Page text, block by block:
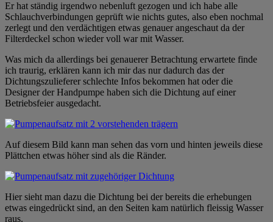
Er hat ständig irgendwo nebenluft gezogen und ich habe alle
Schlauchverbindungen geprüft wie nichts gutes, also eben nochmal
zerlegt und den verdächtigen etwas genauer angeschaut da der
Filterdeckel schon wieder voll war mit Wasser.
Was mich da allerdings bei genauerer Betrachtung erwartete finde
ich traurig, erklären kann ich mir das nur dadurch das der
Dichtungszulieferer schlechte Infos bekommen hat oder die
Designer der Handpumpe haben sich die Dichtung auf einer
Betriebsfeier ausgedacht.
Auf diesem Bild kann man sehen das vorn und hinten jeweils diese
Plättchen etwas höher sind als die Ränder.
Hier sieht man dazu die Dichtung bei der bereits die erhebungen
etwas eingedrückt sind, an den Seiten kam natürlich fleissig Wasser
raus.